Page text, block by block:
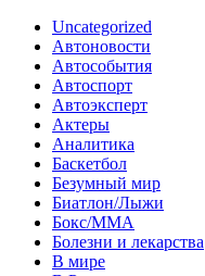
Uncategorized
Автоновости
Автособытия
Автоспорт
Автоэксперт
Актеры
Аналитика
Баскетбол
Безумный мир
Биатлон/Лыжи
Бокс/MMA
Болезни и лекарства
В мире